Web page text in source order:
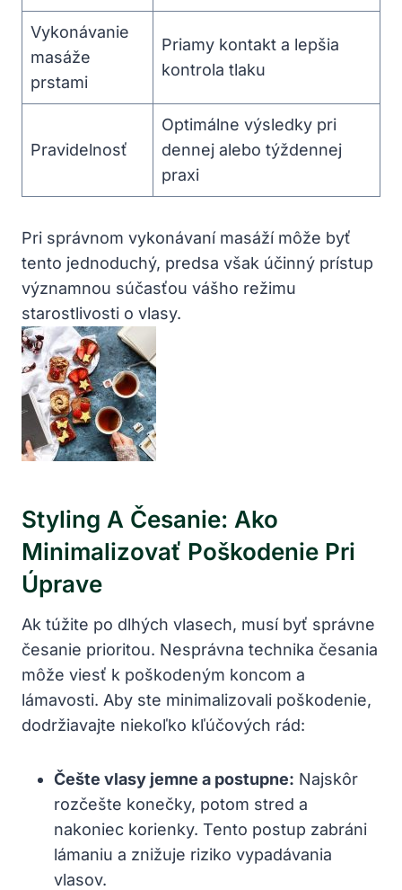
Vykonávanie
masáže⁣
prstami
Priamy ⁢kontakt a lepšia
kontrola tlaku
Pravidelnosť
Optimálne výsledky ‍pri
dennej ​alebo týždennej
praxi
Pri ⁢správnom vykonávaní masáží‍ môže byť
tento jednoduchý, predsa však účinný prístup
významnou​ súčasťou⁣ vášho režimu​
starostlivosti o vlasy.
Styling A Česanie: Ako
Minimalizovať Poškodenie ⁢pri
Úprave
Ak ⁣túžite po dlhých vlasech, musí byť správne
česanie ‌prioritou. ‍Nesprávna technika česania
môže viesť k poškodeným koncom a⁤
lámavosti. Aby ‍ste minimalizovali poškodenie,
dodržiavajte niekoľko kľúčových rád:
Češte vlasy jemne⁤ a postupne: Najskôr
rozčešte konečky, potom ⁤stred a
nakoniec ‌korienky. ⁣Tento postup zabráni
lámaniu a znižuje ‍riziko ‍vypadávania
vlasov.